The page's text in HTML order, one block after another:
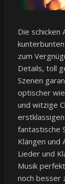
Die
zum
Details, toll
Szenen
optischer
und witzige
fantastische
Klängen und
Lieder und
Musik
noch besser